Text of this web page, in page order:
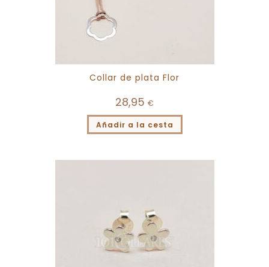
Collar de plata Flor
28,95 €
Añadir a la cesta